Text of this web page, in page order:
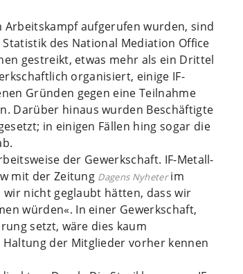
Arbeitskampf aufgerufen wurden, sind
des National Mediation Office
gestreikt, etwas mehr als ein Drittel
organisiert, einige IF-
Gründen gegen eine Teilnahme
Darüber hinaus wurden Beschäftigte
in einigen Fällen hing sogar die
der Gewerkschaft. IF-Metall-
mit der Zeitung Dagens Nyheterim
nicht geglaubt hätten, dass wir
würden«. In einer Gewerkschaft,
setzt, wäre dies kaum
der Mitglieder vorher kennen